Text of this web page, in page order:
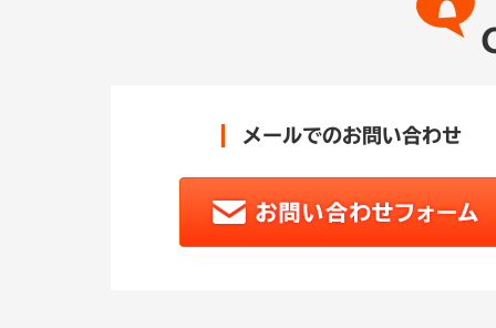
メールでのお問い合わせ